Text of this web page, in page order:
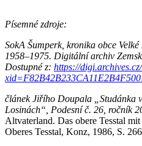
Písemné zdroje:
SokA Šumperk, kronika obce
1958–1975. Digitální archiv
Dostupné z: https://
článek Jiřího Doupala „Studánka
Losinách“, Podesní č. 26, ročník
Altvaterland. Das obere Tesstal
Oberes Tesstal, Konz, 1986, S.